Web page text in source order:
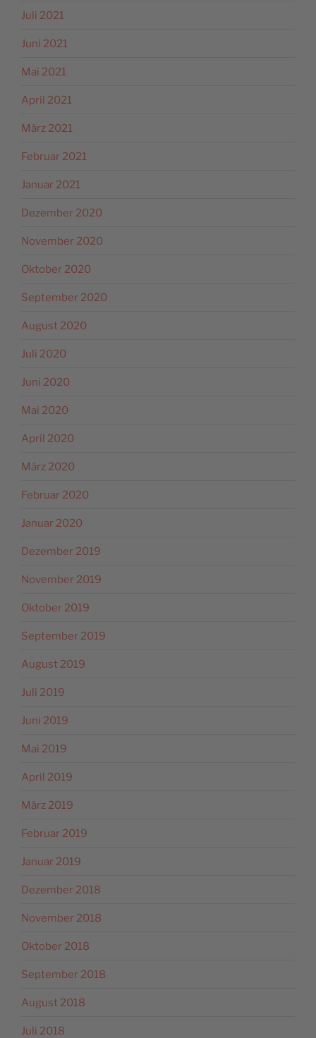
Juli 2021
Juni 2021
Mai 2021
April 2021
März 2021
Februar 2021
Januar 2021
Dezember 2020
November 2020
Oktober 2020
September 2020
August 2020
Juli 2020
Juni 2020
Mai 2020
April 2020
März 2020
Februar 2020
Januar 2020
Dezember 2019
November 2019
Oktober 2019
September 2019
August 2019
Juli 2019
Juni 2019
Mai 2019
April 2019
März 2019
Februar 2019
Januar 2019
Dezember 2018
November 2018
Oktober 2018
September 2018
August 2018
Juli 2018